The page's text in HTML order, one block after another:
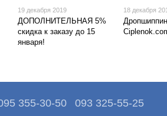
19 декабря 2019
ДОПОЛНИТЕЛЬНАЯ 5%
скидка к заказу до 15
января!
18 декабря
355-30-50 093 325-55-25